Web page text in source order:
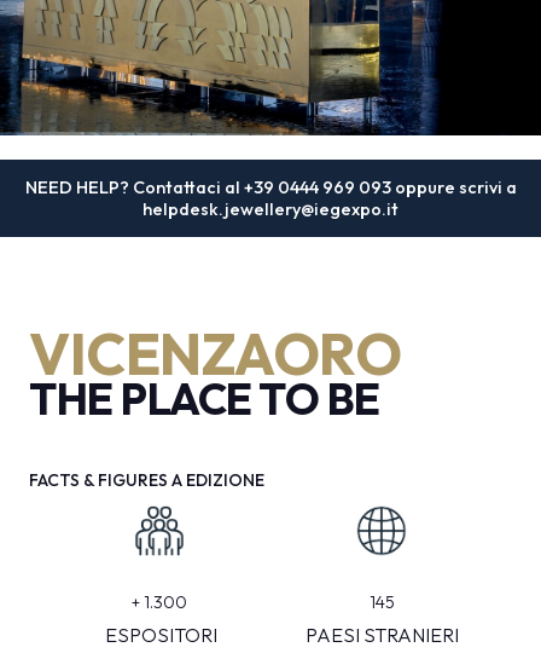
MEDIA ROOM
VISITA
SCOPRI DI PIÙ
VICENZAORO | The Jewellery
Boutique Show
gioielleria e all'orologeria
REGISTRATI ORA
arrow_forward
NEED HELP? Contattaci al +39 0444 969 093oppure scrivi a
helpdesk.jewellery@iegexpo.it
VICENZAORO
THE PLACE TO BE
FACTS & FIGURES A EDIZIONE
+1.300
ESPOSITORI
145
PAESI STRANIERI